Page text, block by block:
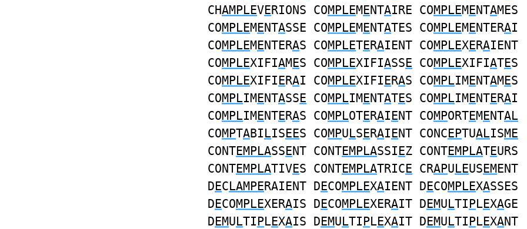
CHAMPLEVERIONS COMPLEMENTAIRE COMPLEMENTAMES
COMPLEMENTASSE COMPLEMENTATES COMPLEMENTERAI
COMPLEMENTERAS COMPLETERAIENT COMPLEXERAIENT
COMPLEXIFIAMES COMPLEXIFIASSE COMPLEXIFIATES
COMPLEXIFIERAI COMPLEXIFIERAS COMPLIMENTAMES
COMPLIMENTASSE COMPLIMENTATES COMPLIMENTERAI
COMPLIMENTERAS COMPLOTERAIENT COMPORTEMENTAL
COMPTABILISEES COMPULSERAIENT CONCEPTUALISME
CONTEMPLASSENT CONTEMPLASSIEZ CONTEMPLATEURS
CONTEMPLATIVES CONTEMPLATRICE CRAPULEUSEMENT
DECLAMPERAIENT DECOMPLEXAIENT DECOMPLEXASSES
DECOMPLEXERAIS DECOMPLEXERAIT DEMULTIPLEXAGE
DEMULTIPLEXAIS DEMULTIPLEXAIT DEMULTIPLEXANT